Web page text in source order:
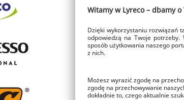
Etui na karty
opakowanie 50 szt.
Kod produktu: 9.493.673